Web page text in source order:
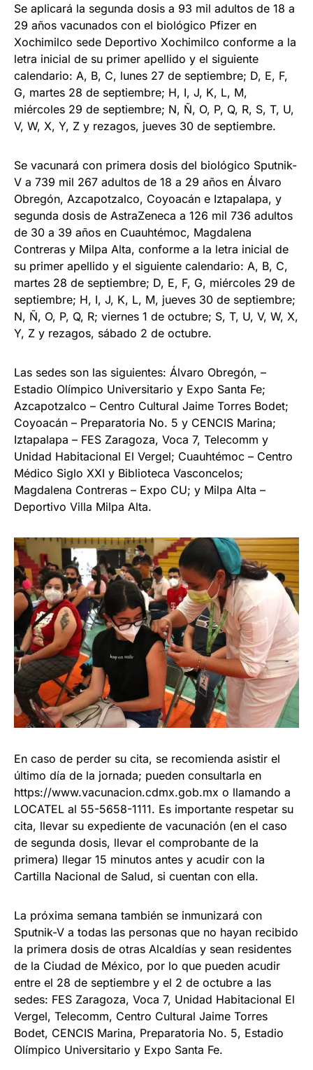
Se aplicará la segunda dosis a 93 mil adultos de 18 a
29 años vacunados con el biológico Pfizer en
Xochimilco sede Deportivo Xochimilco conforme a la
letra inicial de su primer apellido y el siguiente
calendario: A, B, C, lunes 27 de septiembre; D, E, F,
G, martes 28 de septiembre; H, I, J, K, L, M,
miércoles 29 de septiembre; N, Ñ, O, P, Q, R, S, T, U,
V, W, X, Y, Z y rezagos, jueves 30 de septiembre.
Se vacunará con primera dosis del biológico Sputnik-
V a 739 mil 267 adultos de 18 a 29 años en Álvaro
Obregón, Azcapotzalco, Coyoacán e Iztapalapa, y
segunda dosis de AstraZeneca a 126 mil 736 adultos
de 30 a 39 años en Cuauhtémoc, Magdalena
Contreras y Milpa Alta, conforme a la letra inicial de
su primer apellido y el siguiente calendario: A, B, C,
martes 28 de septiembre; D, E, F, G, miércoles 29 de
septiembre; H, I, J, K, L, M, jueves 30 de septiembre;
N, Ñ, O, P, Q, R; viernes 1 de octubre; S, T, U, V, W, X,
Y, Z y rezagos, sábado 2 de octubre.
Las sedes son las siguientes: Álvaro Obregón, –
Estadio Olímpico Universitario y Expo Santa Fe;
Azcapotzalco – Centro Cultural Jaime Torres Bodet;
Coyoacán – Preparatoria No. 5 y CENCIS Marina;
Iztapalapa – FES Zaragoza, Voca 7, Telecomm y
Unidad Habitacional El Vergel; Cuauhtémoc – Centro
Médico Siglo XXI y Biblioteca Vasconcelos;
Magdalena Contreras – Expo CU; y Milpa Alta –
Deportivo Villa Milpa Alta.
En caso de perder su cita, se recomienda asistir el
último día de la jornada; pueden consultarla en
https://www.vacunacion.cdmx.gob.mx o llamando a
LOCATEL al 55-5658-1111. Es importante respetar su
cita, llevar su expediente de vacunación (en el caso
de segunda dosis, llevar el comprobante de la
primera) llegar 15 minutos antes y acudir con la
Cartilla Nacional de Salud, si cuentan con ella.
La próxima semana también se inmunizará con
Sputnik-V a todas las personas que no hayan recibido
la primera dosis de otras Alcaldías y sean residentes
de la Ciudad de México, por lo que pueden acudir
entre el 28 de septiembre y el 2 de octubre a las
sedes: FES Zaragoza, Voca 7, Unidad Habitacional El
Vergel, Telecomm, Centro Cultural Jaime Torres
Bodet, CENCIS Marina, Preparatoria No. 5, Estadio
Olímpico Universitario y Expo Santa Fe.